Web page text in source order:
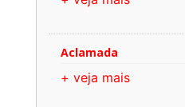
Aclamada
+ veja mais